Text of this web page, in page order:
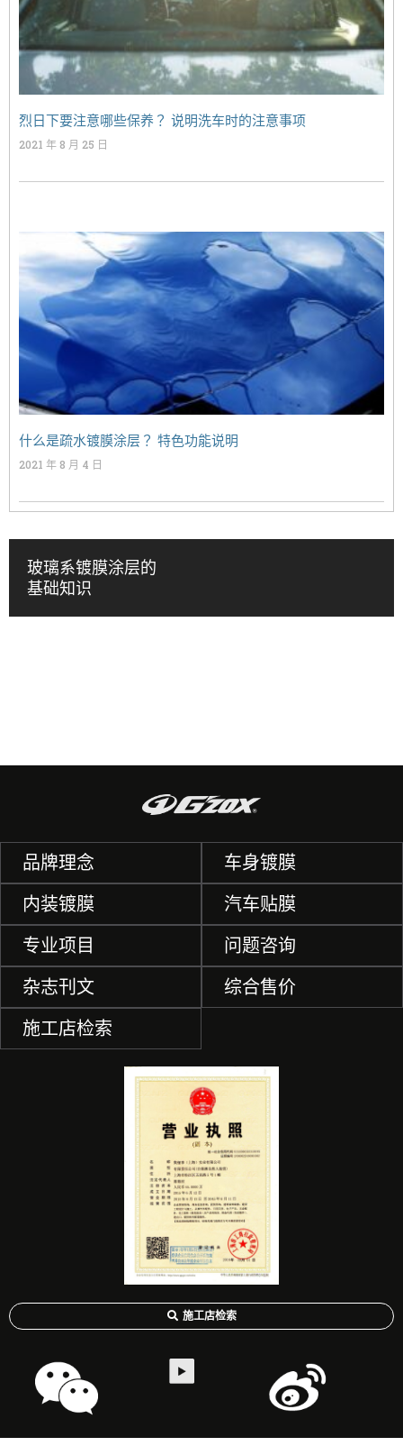
烈日下要注意哪些保养？ 说明洗车时的注意事项
2021 年 8 月 25 日
什么是疏水镀膜涂层？ 特色功能说明
2021 年 8 月 4 日
玻璃系镀膜涂层的
基础知识
品牌理念
内装镀膜
专业项目
杂志刊文
施工店检索
车身镀膜
汽车贴膜
问题咨询
综合售价
施工店检索